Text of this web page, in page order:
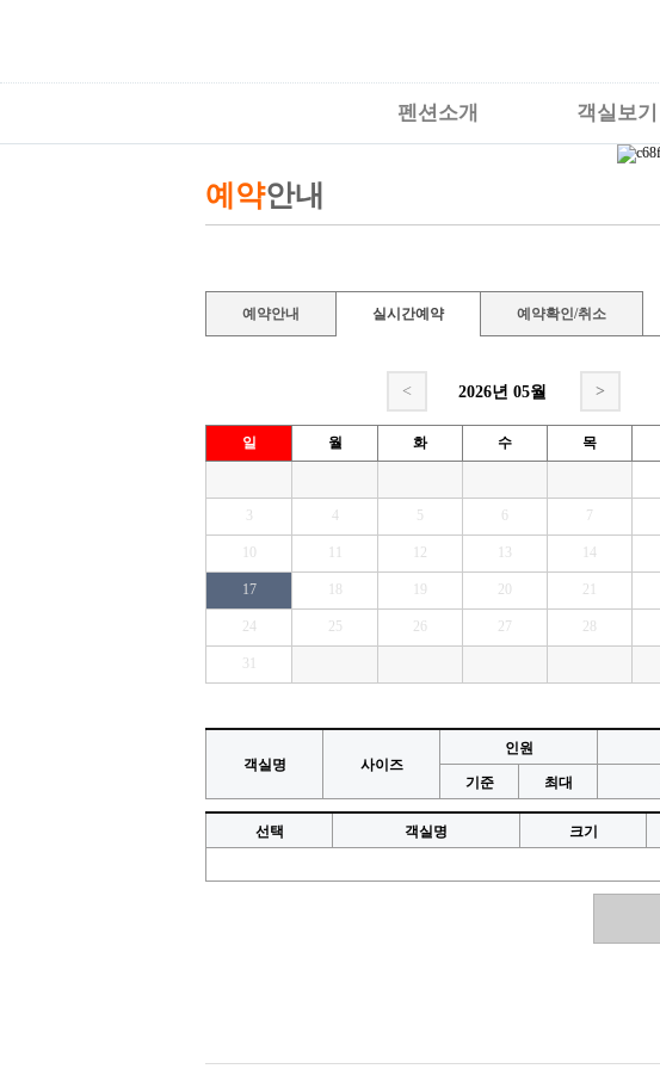
펜션소개 객실보기
예약안내
예약안내 실시간예약 예약확인/취소
< 2026년 05월 >
일 월 화 수 목
4 5 6 7
12 14
17 19 20 21
24 25 26 27 28
객실명 사이즈
인원
기준 최대
선택 객실명 크기